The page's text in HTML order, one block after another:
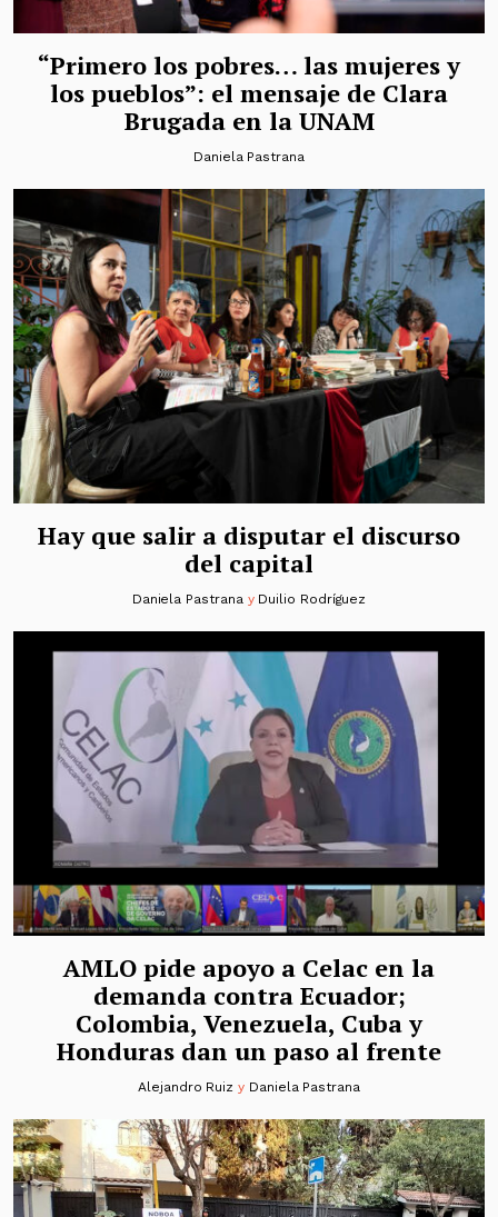
“Primero los pobres… las mujeres y
los pueblos”: el mensaje de Clara
Brugada en la UNAM
Daniela Pastrana
Hay que salir a disputar el discurso
del capital
Daniela Pastrana y Duilio Rodríguez
AMLO pide apoyo a Celac en la
demanda contra Ecuador;
Colombia, Venezuela, Cuba y
Honduras dan un paso al frente
Alejandro Ruiz y Daniela Pastrana